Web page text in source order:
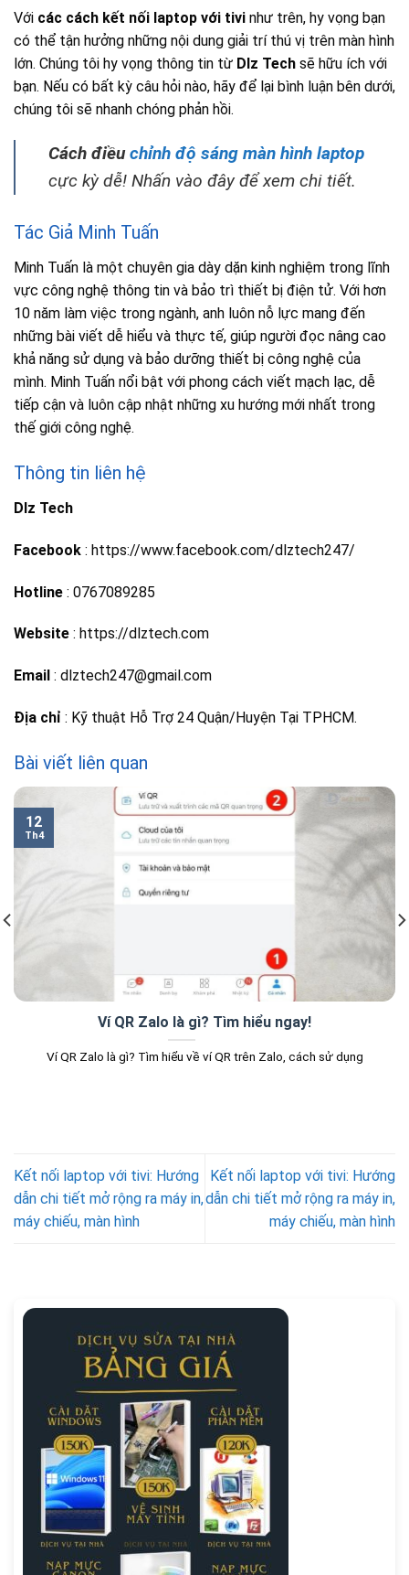
Với các cách kết nối laptop với tivi như trên, hy vọng bạn
có thể tận hưởng những nội dung giải trí thú vị trên màn hình
lớn. Chúng tôi hy vọng thông tin từ Dlz Tech sẽ hữu ích với
bạn. Nếu có bất kỳ câu hỏi nào, hãy để lại bình luận bên dưới,
chúng tôi sẽ nhanh chóng phản hồi.
Cách điềuchỉnh độ sáng màn hình laptop
cực kỳ dễ! Nhấn vào đây để xem chi tiết.
Tác Giả Minh Tuấn
Minh Tuấn là một chuyên gia dày dặn kinh nghiệm trong lĩnh
vực công nghệ thông tin và bảo trì thiết bị điện tử. Với hơn
10 năm làm việc trong ngành, anh luôn nỗ lực mang đến
những bài viết dễ hiểu và thực tế, giúp người đọc nâng cao
khả năng sử dụng và bảo dưỡng thiết bị công nghệ của
mình. Minh Tuấn nổi bật với phong cách viết mạch lạc, dễ
tiếp cận và luôn cập nhật những xu hướng mới nhất trong
thế giới công nghệ.
Thông tin liên hệ
Dlz Tech
Facebook : https://www.facebook.com/dlztech247/
Hotline : 0767089285
Website : https://dlztech.com
Email : dlztech247@gmail.com
Địa chỉ : Kỹ thuật Hỗ Trợ 24 Quận/Huyện Tại TPHCM.
Bài viết liên quan
Ví QR Zalo là gì? Tìm hiểu ngay!
Ví QR Zalo là gì? Tìm hiểu về ví QR trên Zalo, cách sử dụng
12
Th4
Kết nối laptop với tivi: Hướng
dẫn chi tiết mở rộng ra máy in,
máy chiếu, màn hình
Kết nối laptop với tivi: Hướng
dẫn chi tiết mở rộng ra máy in,
máy chiếu, màn hình